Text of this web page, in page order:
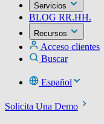
Servicios
BLOG RR.HH.
Recursos
Acceso clientes
Buscar
Español
Solicita Una Demo